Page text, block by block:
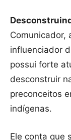
Comunicador,
influenciador
possui forte
desconstruir
preconceitos
indígenas.
Ele conta que